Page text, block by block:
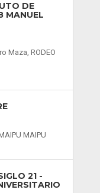
DE
MANUEL
Maza, RODEO
MAIPU
21 -